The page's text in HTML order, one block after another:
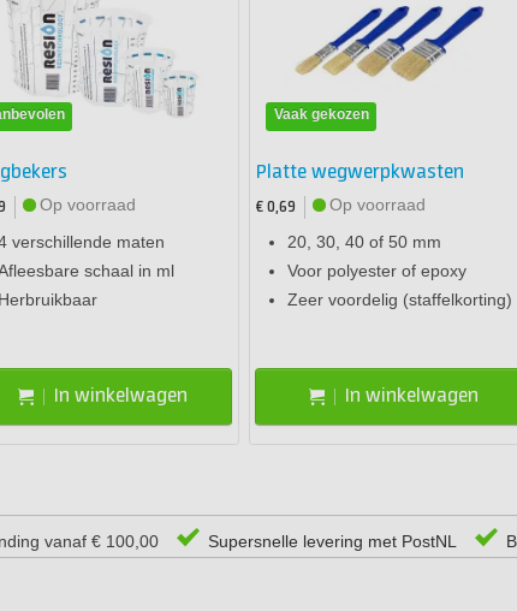
Op voorraad
verschillende maten
schaal in ml
Herbruikbaar
In winkelwagen
Vaak gekozen
Platte wegwerpkwasten
€ 0,69
Op voorraad
20, 30, 40 of 50 mm
Voor polyester of epoxy
Zeer voordelig (staffelkorting)
In winkelwagen
vanaf € 100,00 Supersnelle levering met PostNL